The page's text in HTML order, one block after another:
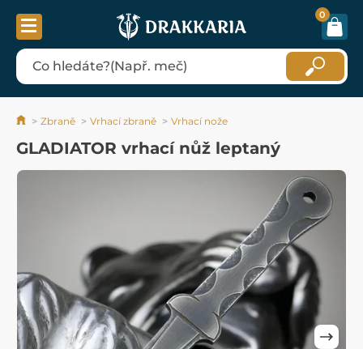
0
Zbraně Vrhací zbraně Vrhací nože
GLADIATOR vrhací nůž leptaný